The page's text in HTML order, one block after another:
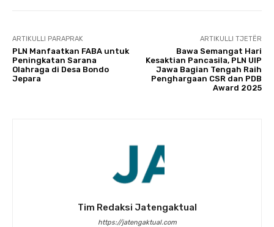
ARTIKULLI PARAPRAK
PLN Manfaatkan FABA untuk
Peningkatan Sarana
Olahraga di Desa Bondo
Jepara
ARTIKULLI TJETËR
Bawa Semangat Hari
Kesaktian Pancasila, PLN UIP
Jawa Bagian Tengah Raih
Penghargaan CSR dan PDB
Award 2025
Tim Redaksi Jatengaktual
https://jatengaktual.com